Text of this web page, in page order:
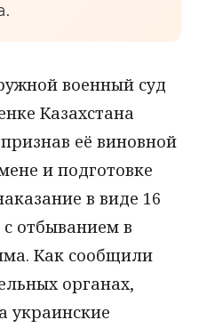
военный суд
Казахстана
её виновной
и подготовке
в виде 16
отбыванием в
Как сообщили
органах,
украинские